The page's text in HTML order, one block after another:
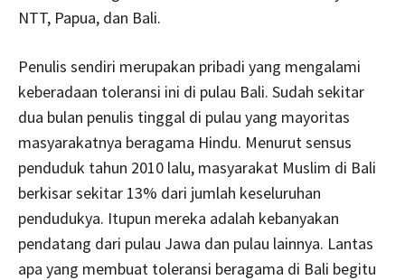
NTT, Papua, dan Bali.
Penulis sendiri merupakan pribadi yang mengalami
keberadaan toleransi ini di pulau Bali. Sudah sekitar
dua bulan penulis tinggal di pulau yang mayoritas
masyarakatnya beragama Hindu. Menurut sensus
penduduk tahun 2010 lalu, masyarakat Muslim di Bali
berkisar sekitar 13% dari jumlah keseluruhan
pendudukya. Itupun mereka adalah kebanyakan
pendatang dari pulau Jawa dan pulau lainnya. Lantas
apa yang membuat toleransi beragama di Bali begitu